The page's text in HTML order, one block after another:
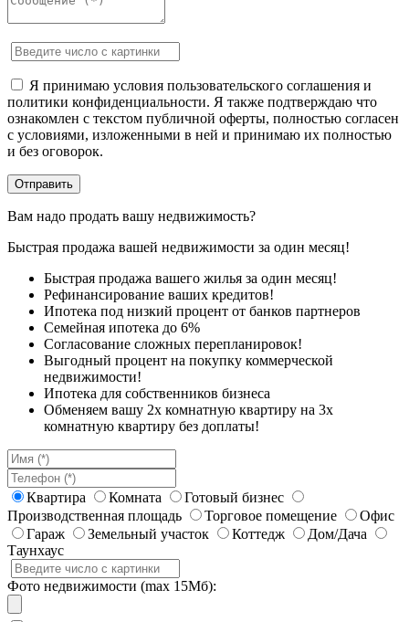
Я принимаю условия пользовательского соглашения и
политики конфиденциальности. Я также подтверждаю что
ознакомлен с текстом публичной оферты, полностью согласен
с условиями, изложенными в ней и принимаю их полностью
и без оговорок.
Вам надо продать вашу недвижимость?
Быстрая продажа вашей недвижимости за один месяц!
Быстрая продажа вашего жилья за один месяц!
Рефинансирование ваших кредитов!
Ипотека под низкий процент от банков партнеров
Семейная ипотека до 6%
Согласование сложных перепланировок!
Выгодный процент на покупку коммерческой
недвижимости!
Ипотека для собственников бизнеса
Обменяем вашу 2х комнатную квартиру на 3х
комнатную квартиру без доплаты!
Квартира Комната
Готовый бизнес
Производственная площадь
Торговое помещение
Офис
Гараж
Земельный участок Коттедж
Дом/Дача
Таунхаус
Фото недвижимости (max 15Мб):